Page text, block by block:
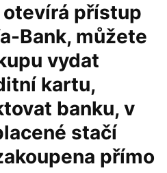
přístup
Bank, můžete
vydat
kartu,
banku, v
stačí
přímo